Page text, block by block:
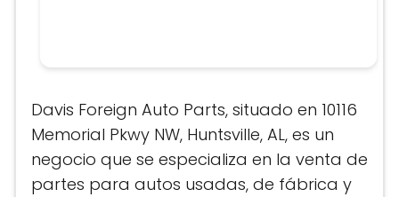
Davis Foreign Auto Parts, situado en 10116
Memorial Pkwy NW, Huntsville, AL, es un
negocio que se especializa en la venta de
partes para autos usadas, de fábrica y